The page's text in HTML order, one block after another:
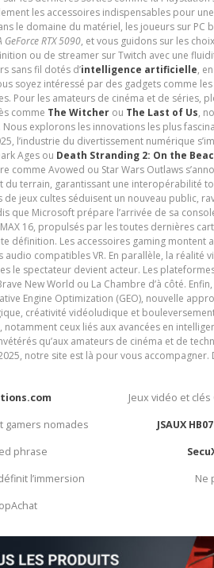
les accessoires indispensables pour
le domaine du matériel, les joueurs sur PC
GeForce RTX 5090, et vous guidons sur les
ou de streamer sur Twitch avec une
sans fil dotés d’intelligence artificielle,
soyez intéressé par des gadgets comme
Pour les amateurs de cinéma et de séries,
comme The Witcherou The Last of Us,
explorons les innovations les plus
l’industrie du divertissement numérique
Ages ou Death Stranding 2: On the
comme Avowed ou Star Wars Outlaws
terrain, garantissant une interopérabilité
de jeux cultes séduisent un nouveau public,
que Microsoft prépare l’arrivée de sa
16, propulsés par les toutes dernières
définition. Les accessoires gaming
compatibles VR. En parallèle, la réalité
le spectateur devient acteur. Les
New World ou La Chambre d’à côté.
Engine Optimization (GEO), nouvelle
créativité vidéoludique et
ceux liés aux avancées en
qu’aux amateurs de cinéma et de
notre site est là pour vous
gamers nomades
phrase
l’immersion
Jeux vidéo et
JSAUX
Ne